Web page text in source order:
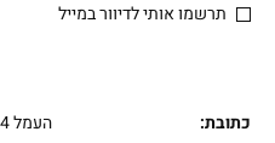
תרשמו אותי לדיוור במייל
כתובת:
העמל 14 , פארק אפק, ראש העין (משרדים)